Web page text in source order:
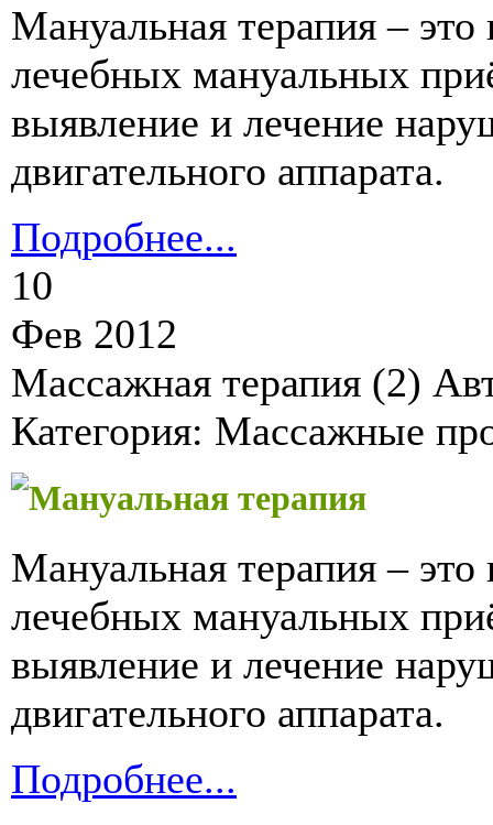
Мануальная терапия –
лечебных мануальных
выявление и лечение
двигательного аппарата.
Подробнее...
10
Фев 2012
Массажная терапия (2)
Категория: Массажные
Мануальная терапия
Мануальная терапия –
лечебных мануальных
выявление и лечение
двигательного аппарата.
Подробнее...